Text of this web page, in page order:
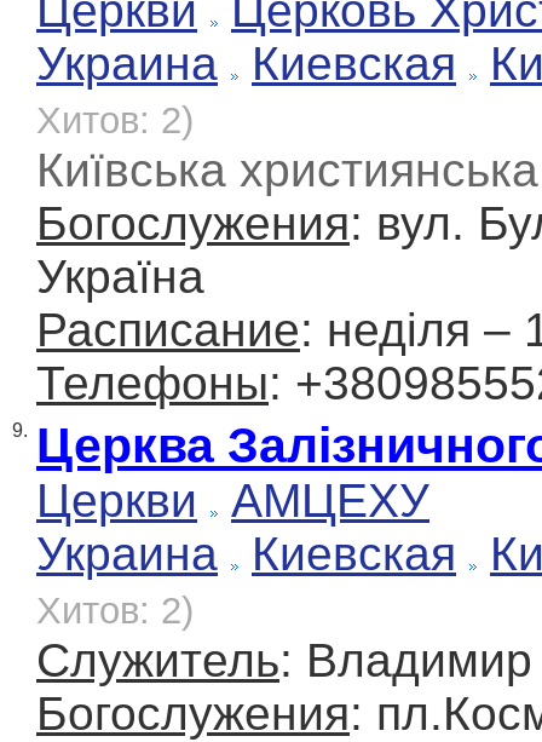
Церкви
Церковь
Украина
Киевская
Хитов: 2)
Київська
Богослужения: вул.
Україна
Расписание: неділя –
Телефоны:
9. Церква
Церкви
АМЦЕХУ
Украина
Киевская
Хитов: 2)
Служитель: Владимир
Богослужения: